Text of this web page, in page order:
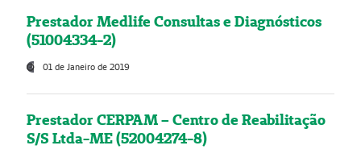
Prestador Medlife Consultas e Diagnósticos
(51004334-2)
01 de Janeiro de 2019
Prestador CERPAM – Centro de Reabilitação
S/S Ltda-ME (52004274-8)